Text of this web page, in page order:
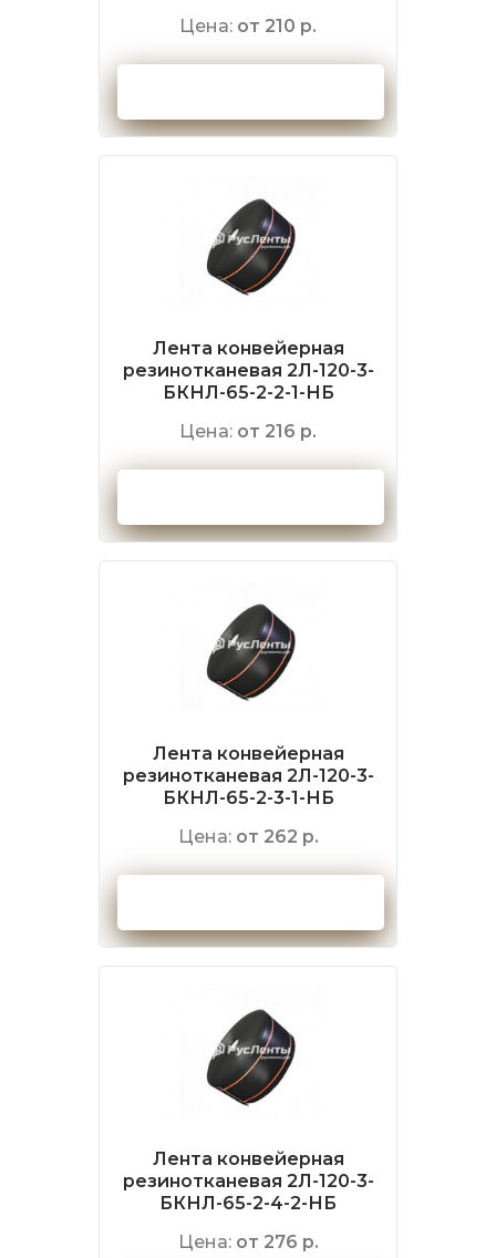
Цена: от 210 р.
Лента конвейерная
резинотканевая 2Л-120-3-
БКНЛ-65-2-2-1-НБ
Цена: от 216 р.
Лента конвейерная
резинотканевая 2Л-120-3-
БКНЛ-65-2-3-1-НБ
Цена: от 262 р.
Лента конвейерная
резинотканевая 2Л-120-3-
БКНЛ-65-2-4-2-НБ
Цена: от 276 р.